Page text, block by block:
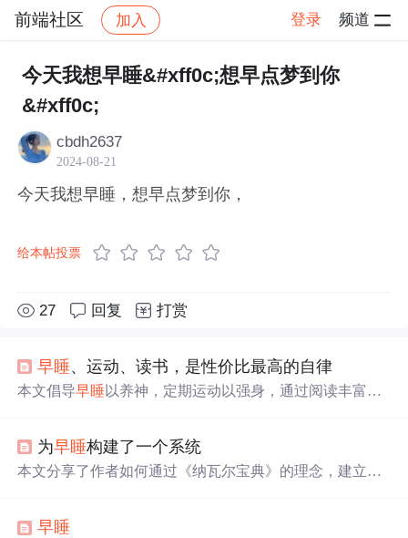
前端社区 加入 登录 频道
社区 前端社区 感慨 帖子详情
今天我想早睡&#xff0c;想早点梦到你
&#xff0c;
cbdh2637
2024-08-21
今天我想早睡，想早点梦到你，
给本帖投票
27 回复 打赏
早睡、运动、读书，是性价比最高的自律
本文倡导早睡以养神，定期运动以强身，通过阅读丰富内
为早睡构建了一个系统
本文分享了作者如何通过《纳瓦尔宝典》的理念，建立早
的变化。
早睡